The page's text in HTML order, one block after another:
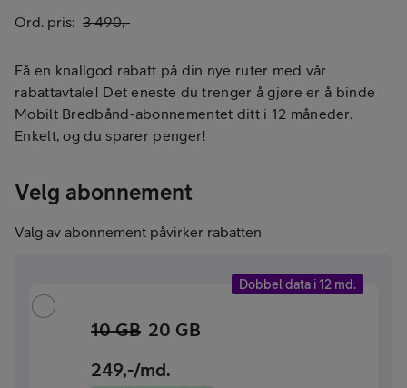
Ord. pris: 3 490,-
Få en knallgod rabatt på din nye ruter med vår
rabattavtale! Det eneste du trenger å gjøre er å binde
Mobilt Bredbånd-abonnementet ditt i 12 måneder.
Enkelt, og du sparer penger!
Velg abonnement
Valg av abonnement påvirker rabatten
Dobbel data i 12 md.
10 GB 20 GB
249,-/md.